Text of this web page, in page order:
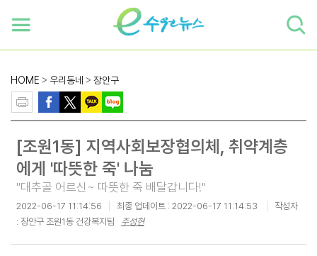
HOME > 우리동네 > 장안구
[조원1동] 지역사회보장협의체, 취약계층
에게 '따뜻한 죽' 나눔
"대추골 어르신~ 따뜻한 죽 배달갑니다!"
2022-06-17 11:14:56 최종 업데이트 : 2022-06-17 11:14:53
작성자
: 장안구 조원1동 건강복지팀 주성현